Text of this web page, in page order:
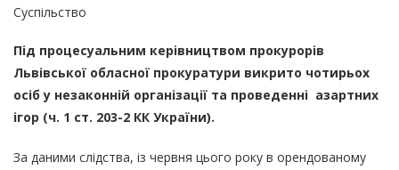
Суспільство
Під процесуальним керівництвом прокурорів
Львівської обласної прокуратури викрито чотирьох
осіб у незаконній організації та проведенні азартних
ігор (ч. 1 ст. 203-2 КК України).
За даними слідства, із червня цього року в орендованому